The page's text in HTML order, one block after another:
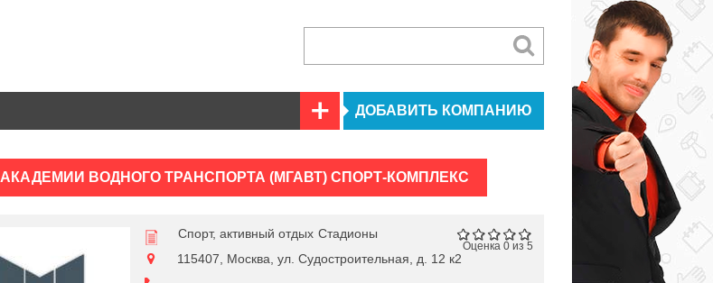
ДОБАВИТЬ КОМПАНИЮ
АКАДЕМИИ ВОДНОГО ТРАНСПОРТА (МГАВТ) СПОРТ-КОМПЛЕКС
Оценка 0 из 5
Спорт, активный отдых Стадионы
115407, Москва, ул. Судостроительная, д. 12 к2